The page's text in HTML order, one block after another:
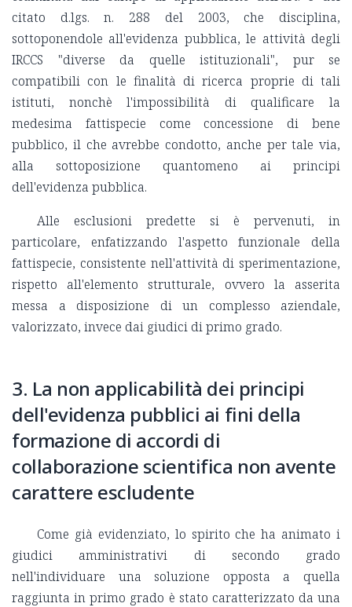
citato d.lgs. n. 288 del 2003, che disciplina,
sottoponendole all'evidenza pubblica, le attività degli
IRCCS "diverse da quelle istituzionali", pur se
compatibili con le finalità di ricerca proprie di tali
istituti, nonchè l'impossibilità di qualificare la
medesima fattispecie come concessione di bene
pubblico, il che avrebbe condotto, anche per tale via,
alla sottoposizione quantomeno ai principi
dell'evidenza pubblica.
Alle esclusioni predette si è pervenuti, in
particolare, enfatizzando l'aspetto funzionale della
fattispecie, consistente nell'attività di sperimentazione,
rispetto all'elemento strutturale, ovvero la asserita
messa a disposizione di un complesso aziendale,
valorizzato, invece dai giudici di primo grado.
3. La non applicabilità dei principi
dell'evidenza pubblici ai fini della
formazione di accordi di
collaborazione scientifica non avente
carattere escludente
Come già evidenziato, lo spirito che ha animato i
giudici amministrativi di secondo grado
nell'individuare una soluzione opposta a quella
raggiunta in primo grado è stato caratterizzato da una